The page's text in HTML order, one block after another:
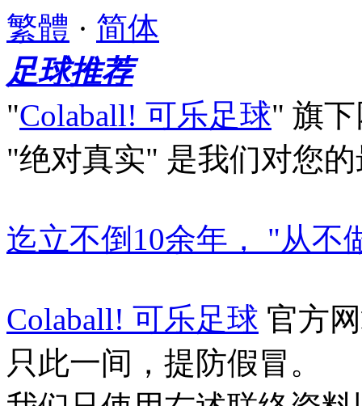
繁體 · 简体
足球推荐
"Colaball! 可乐足球" 旗
"绝对真实" 是我们对您
迄立不倒10余年， "从不
Colaball! 可乐足球 官方
只此一间，提防假冒。